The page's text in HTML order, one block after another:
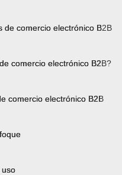
de comercio electrónico B2B
comercio electrónico B2B?
comercio electrónico B2B